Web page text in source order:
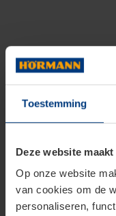
Toestemming
Deze website
Op onze website
van cookies om de
personaliseren,